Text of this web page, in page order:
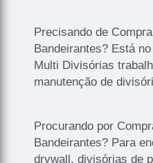
Precisando de
Bandeirantes? Está
Multi Divisórias
manutenção de
Procurando por
Bandeirantes? Para
drywall, divisórias de